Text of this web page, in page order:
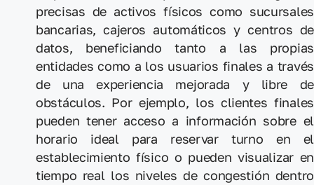
precisas de activos físicos como sucursales
bancarias, cajeros automáticos y centros de
datos, beneficiando tanto a las propias
entidades como a los usuarios finales a través
de una experiencia mejorada y libre de
obstáculos. Por ejemplo, los clientes finales
pueden tener acceso a información sobre el
horario ideal para reservar turno en el
establecimiento físico o pueden visualizar en
tiempo real los niveles de congestión dentro